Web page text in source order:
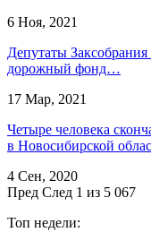
6 Ноя, 2021
Депутаты
дорожный фонд…
17 Мар, 2021
Четыре человека
в Новосибирской
4 Сен, 2020
Пред След 1 из 5 067
Топ недели: